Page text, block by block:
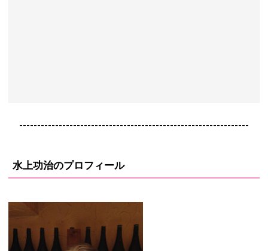
----------------------------------------------------------------
水上功治のプロフィール